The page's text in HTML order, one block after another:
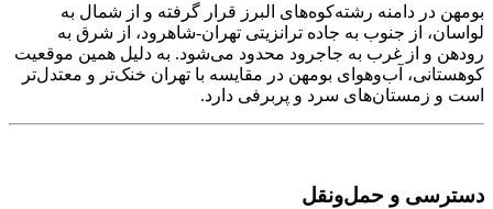
بومهن در دامنه رشته‌کوه‌های البرز قرار گرفته و از شمال به
لواسان، از جنوب به جاده ترانزیتی تهران-شاهرود، از شرق به
رودهن و از غرب به جاجرود محدود می‌شود. به دلیل همین موقعیت
کوهستانی، آب‌وهوای بومهن در مقایسه با تهران خنک‌تر و معتدل‌تر
است و زمستان‌های سرد و پربرفی دارد.
دسترسی و حمل‌ونقل